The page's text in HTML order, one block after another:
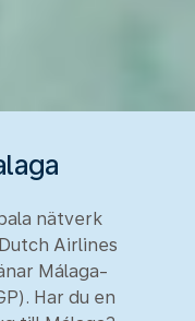
nätverk
Airlines
Málaga-
Har du en